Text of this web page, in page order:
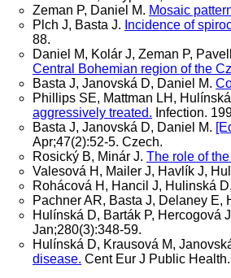
Zeman P, Daniel M. Mosaic
Plch J, Basta J. Incidence of
88.
Daniel M, Kolár J, Zeman P,
Central Bohemian region of the
Basta J, Janovská D, Daniel M.
Phillips SE, Mattman LH,
aggressively treated. Infection.
Basta J, Janovská D, Daniel M.
Apr;47(2):52-5. Czech.
Rosický B, Minár J. The role of
Valesová H, Mailer J, Havlík J,
Rohácová H, Hancil J, Hulinská
Pachner AR, Basta J, Delaney E,
Hulínská D, Barták P, Hercogová
Jan;280(3):348-59.
Hulínská D, Krausová M,
disease. Cent Eur J Public